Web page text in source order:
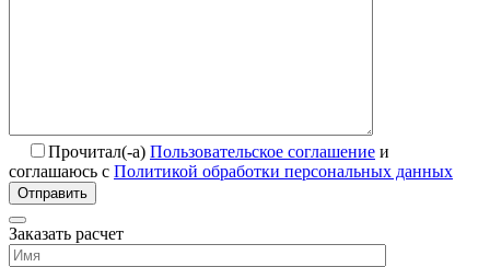
Прочитал(-а) Пользовательское соглашение и
соглашаюсь с Политикой обработки персональных данных
Отправить
Заказать расчет